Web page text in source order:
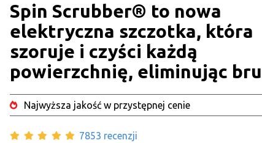
Spin Scrubber® to nowa
elektryczna szczotka, która
szoruje i czyści każdą
powierzchnię, eliminując
Najwyższa jakość w przystępnej cenie
7853 recenzji